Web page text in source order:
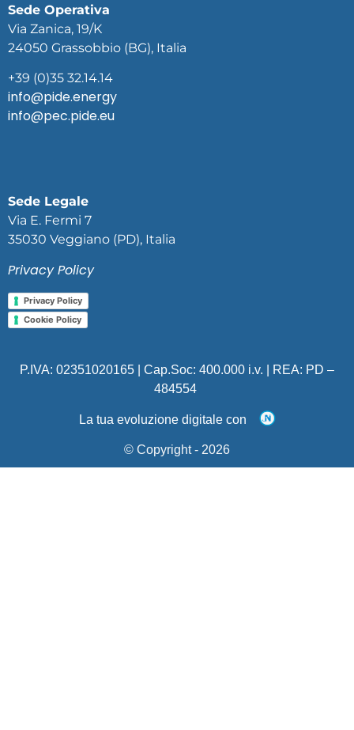
Sede Operativa
Via Zanica, 19/K
24050 Grassobbio (BG), Italia
+39 (0)35 32.14.14
info@pide.energy
info@pec.pide.eu
Sede Legale
Via E. Fermi 7
35030 Veggiano (PD), Italia
Privacy Policy
Privacy Policy
Cookie Policy
P.IVA: 02351020165 | Cap.Soc: 400.000 i.v. | REA: PD –
484554
La tua evoluzione digitale con
© Copyright - 2026